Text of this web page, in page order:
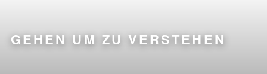
GEHEN UM ZU VERSTEHEN